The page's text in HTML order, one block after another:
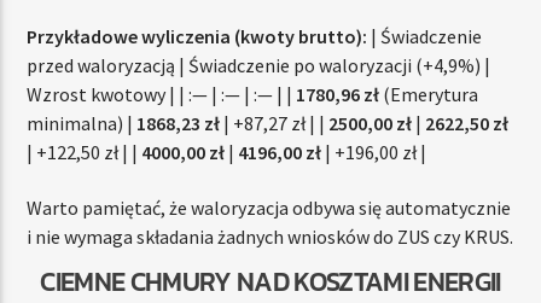
Przykładowe wyliczenia (kwoty brutto): | Świadczenie
przed waloryzacją | Świadczenie po waloryzacji (+4,9%) |
Wzrost kwotowy | | :— | :— | :— | | 1780,96 zł (Emerytura
minimalna) | 1868,23 zł | +87,27 zł | | 2500,00 zł | 2622,50 zł
| +122,50 zł | | 4000,00 zł | 4196,00 zł | +196,00 zł |
Warto pamiętać, że waloryzacja odbywa się automatycznie
i nie wymaga składania żadnych wniosków do ZUS czy KRUS.
CIEMNE CHMURY NAD KOSZTAMI ENERGII